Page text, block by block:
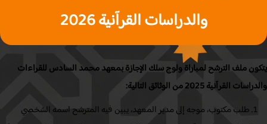
والدراسات القرآنية 2026
ملف الترشح لمباراة ولوج سلك الإجازة بمعهد محمد السادس للقراءات
القرآنية 2025 من الوثائق التالية:
طلب مكتوب، موجه إلى مدير المعهد، يبين فيه المترشح اسمه الشخصي